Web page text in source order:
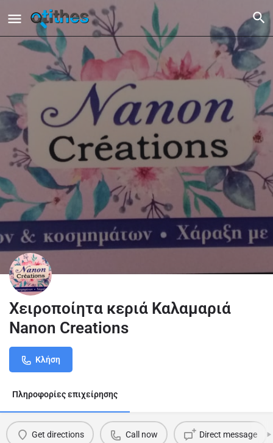
Χειροποίητα κεριά Καλαμαριά
Nanon Creations
Κλήση
Πληροφορίες επιχείρησης
Get directions Call now Direct message